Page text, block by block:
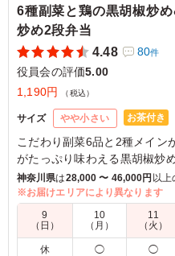
6種副菜と鶏の黒胡椒炒
炒め2段弁当
4.48
80件
役員会の評価5.00
1,190円
（税込）
サイズ やや小さい お茶付き
こだわり副菜6品と2種メイン
がたっぷり味わえる黒胡椒炒
2段弁当をお召し上がりくださ
※白米以外のご飯が「チャー
いただけます。下のプルダウ
※写真は「坦々ご飯」です。
神奈川県は28,000 〜 46,000円 以上
※お届けエリアにより異なります
9
（日）
10
（月）
11
（火）
休 ◯ ◯